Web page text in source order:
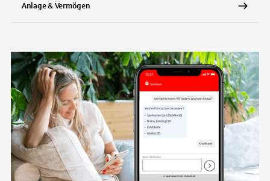
Anlage & Vermögen